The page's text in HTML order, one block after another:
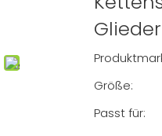
Größe:
Passt für: